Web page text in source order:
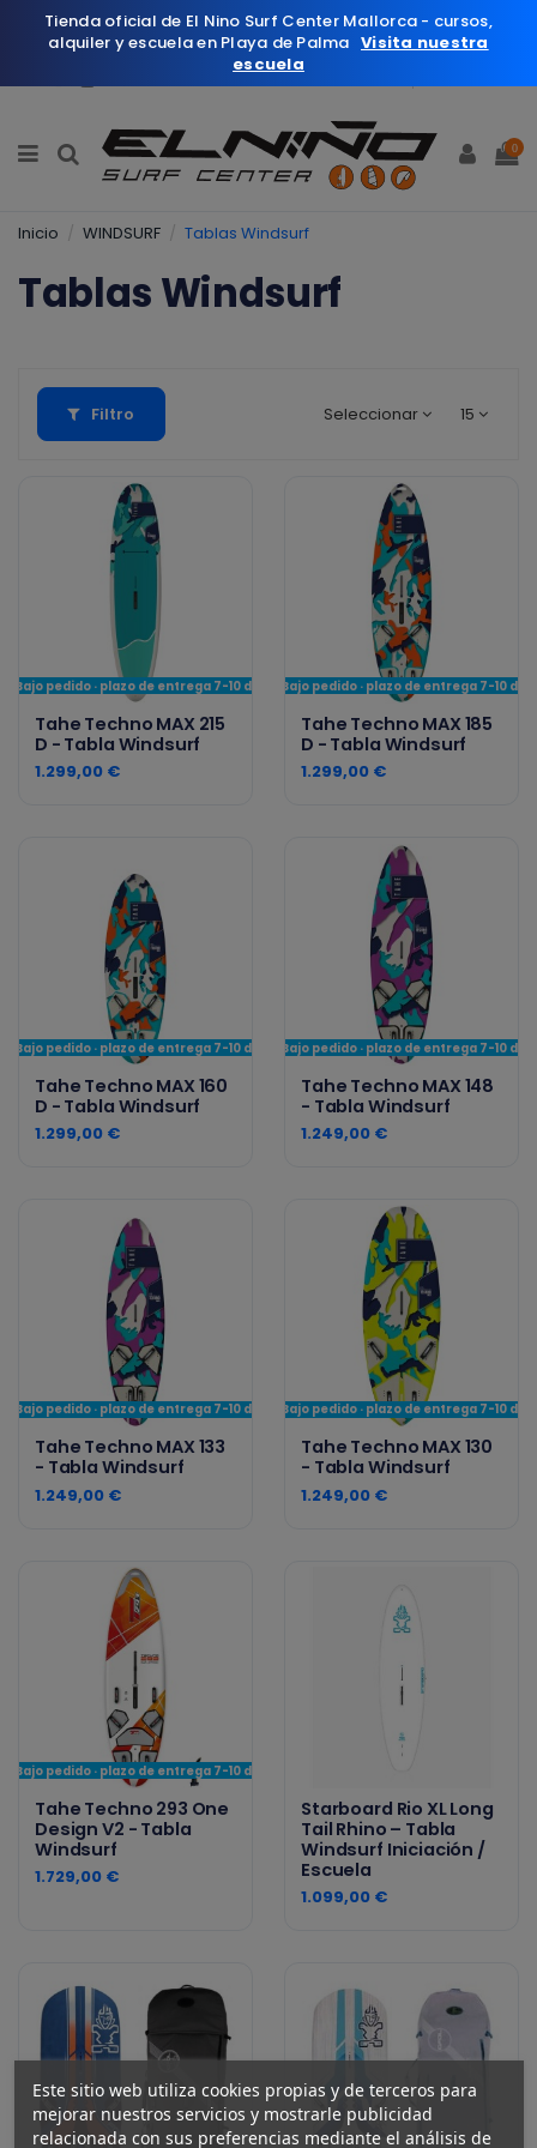
0
Inicio WINDSURF Tablas Windsurf
Tablas Windsurf
Filtro Seleccionar 15
Bajo pedido · plazo de entrega 7-10 días
Tahe Techno MAX 215
D - Tabla Windsurf
1.299,00 €
Bajo pedido · plazo de entrega 7-10 días
Tahe Techno MAX 185
D - Tabla Windsurf
1.299,00 €
Bajo pedido · plazo de entrega 7-10 días
Tahe Techno MAX 160
D - Tabla Windsurf
1.299,00 €
Bajo pedido · plazo de entrega 7-10 días
Tahe Techno MAX 148
- Tabla Windsurf
1.249,00 €
Bajo pedido · plazo de entrega 7-10 días
Tahe Techno MAX 133
- Tabla Windsurf
1.249,00 €
Bajo pedido · plazo de entrega 7-10 días
Tahe Techno MAX 130
- Tabla Windsurf
1.249,00 €
Bajo pedido · plazo de entrega 7-10 días
Tahe Techno 293 One
Design V2 - Tabla
Windsurf
1.729,00 €
Starboard Rio XL Long
Tail Rhino – Tabla
Windsurf Iniciación /
Escuela
1.099,00 €
Este sitio web utiliza cookies propias y de terceros para
mejorar nuestros servicios y mostrarle publicidad
relacionada con sus preferencias mediante el análisis de
Tienda oficial de El Nino Surf Center Mallorca - cursos,
alquiler y escuela en Playa de Palma Visita nuestra
escuela